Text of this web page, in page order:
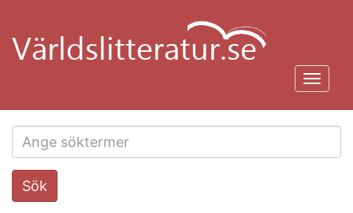
huvudinnehåll
Search
this
Sök